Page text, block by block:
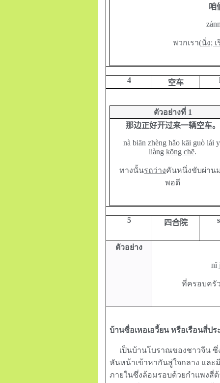
咱
พวกเรา(นั่ง;
4 空车
ตัวอย่างที่ 1
那边正好开过来一辆空车。
nà biān zhèng hǎo kāi guò lái
liàngkōng chē.
ทางนั้นรถว่างคันหนึ่งขับผ่าน
พอดี
5 四合院
ตัวอย่าง
nǐ
ที่ครอบครั
บ้านซื่อเหอเอวี้ยน หรือเรือนสี่ป
เป็นบ้านโบราณของชาวจีน
หันหน้าเข้าหากันสู่ใจกลาง และ
ภายในซึ่งล้อมรอบด้วยกำแพงสี่